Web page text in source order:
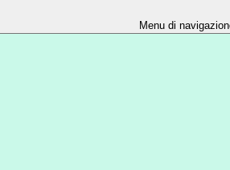
Menu di